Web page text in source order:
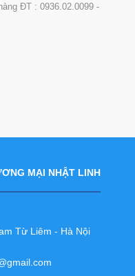
ĐT : 0936.02.0099 -
MẠI NHẬT LINH
Từ Liêm - Hà Nội